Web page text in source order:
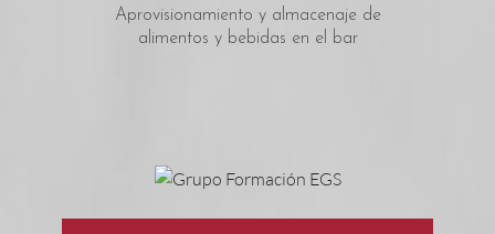
Aprovisionamiento y almacenaje de
alimentos y bebidas en el bar